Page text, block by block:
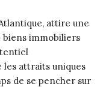
attire une
biens immobiliers
les attraits uniques
de se pencher sur